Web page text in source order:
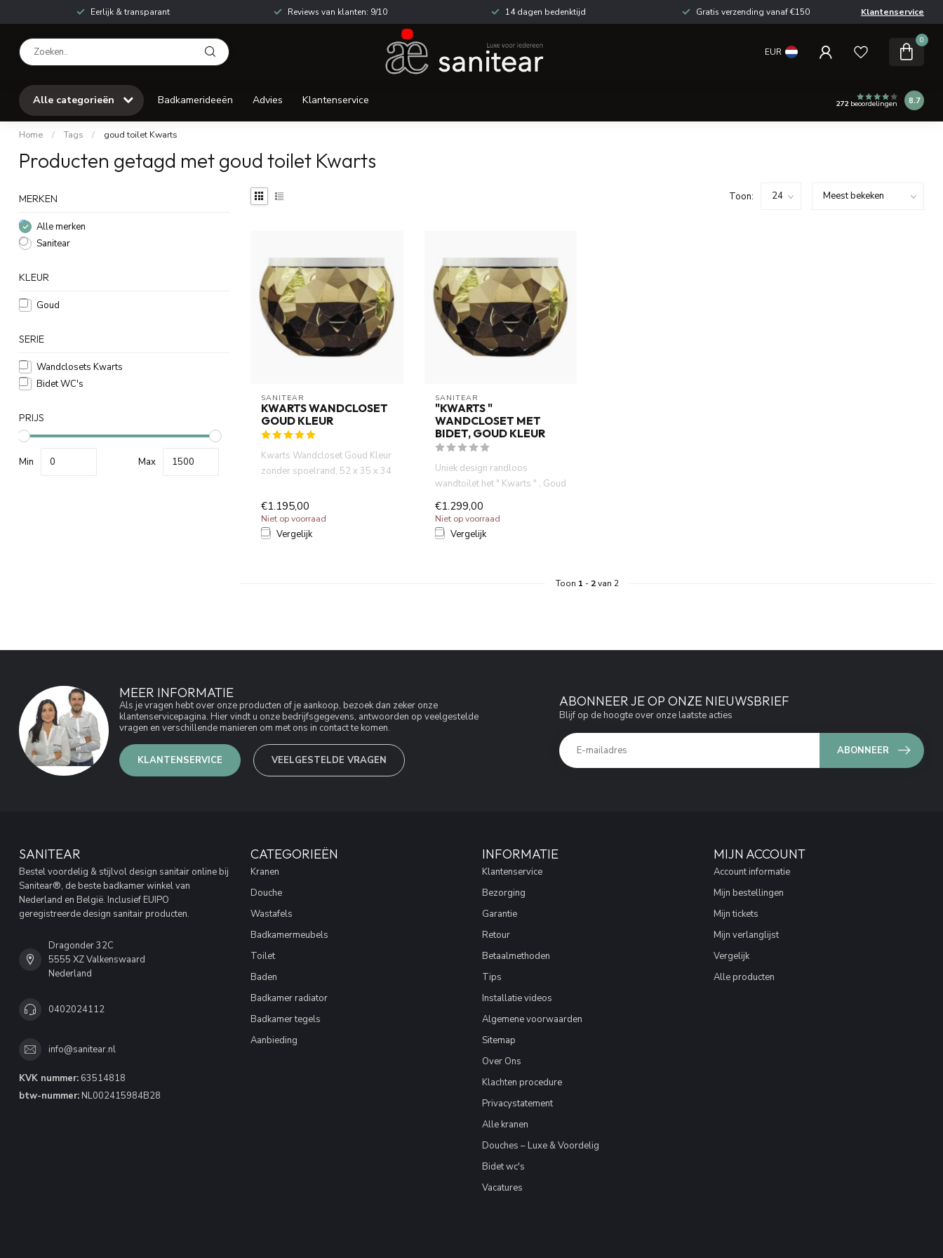
Eerlijk & transparant Reviews van klanten: 9/10 14 dagen bedenktijd Gratis verzending vanaf €150 Klantenservice
EUR
0
Alle categorieën Badkamerideeën Advies Klantenservice 272beoordelingen 8.7
Home / Tags / goud toilet Kwarts
Producten getagd met goud toilet Kwarts
MERKEN
Alle merken
Sanitear
KLEUR
Goud
SERIE
Wandclosets Kwarts
Bidet WC's
PRIJS
Min Max
Toon:
SANITEAR
KWARTS WANDCLOSET
GOUD KLEUR
Kwarts Wandcloset Goud Kleur
zonder spoelrand, 52 x 35 x 34
€1.195,00
Niet op voorraad
Vergelijk
SANITEAR
"KWARTS "
WANDCLOSET MET
BIDET, GOUD KLEUR
Uniek design randloos
wandtoilet het " Kwarts " , Goud
€1.299,00
Niet op voorraad
Vergelijk
Toon 1 - 2van 2
MEER INFORMATIE
Als je vragen hebt over onze producten of je aankoop, bezoek dan zeker onze
klantenservicepagina. Hier vindt u onze bedrijfsgegevens, antwoorden op veelgestelde
vragen en verschillende manieren om met ons in contact te komen.
KLANTENSERVICE VEELGESTELDE VRAGEN
ABONNEER JE OP ONZE NIEUWSBRIEF
Blijf op de hoogte over onze laatste acties
ABONNEER
SANITEAR
Bestel voordelig & stijlvol design sanitair online bij
Sanitear®, de beste badkamer winkel van
Nederland en België. Inclusief EUIPO
geregistreerde design sanitair producten.
Dragonder 32C
5555 XZ Valkenswaard
Nederland
0402024112
info@sanitear.nl
KVK nummer: 63514818
btw-nummer: NL002415984B28
CATEGORIEËN
Kranen
Douche
Wastafels
Badkamermeubels
Toilet
Baden
Badkamer radiator
Badkamer tegels
Aanbieding
INFORMATIE
Klantenservice
Bezorging
Garantie
Retour
Betaalmethoden
Tips
Installatie videos
Algemene voorwaarden
Sitemap
Over Ons
Klachten procedure
Privacystatement
Alle kranen
Douches – Luxe & Voordelig
Bidet wc's
Vacatures
MIJN ACCOUNT
Account informatie
Mijn bestellingen
Mijn tickets
Mijn verlanglijst
Vergelijk
Alle producten